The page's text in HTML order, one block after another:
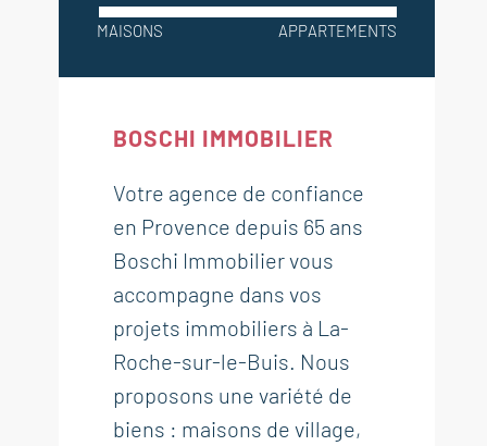
MAISONS APPARTEMENTS
BOSCHI IMMOBILIER
Votre agence de confiance
en Provence depuis 65 ans
Boschi Immobilier vous
accompagne dans vos
projets immobiliers à La-
Roche-sur-le-Buis. Nous
proposons une variété de
biens : maisons de village,